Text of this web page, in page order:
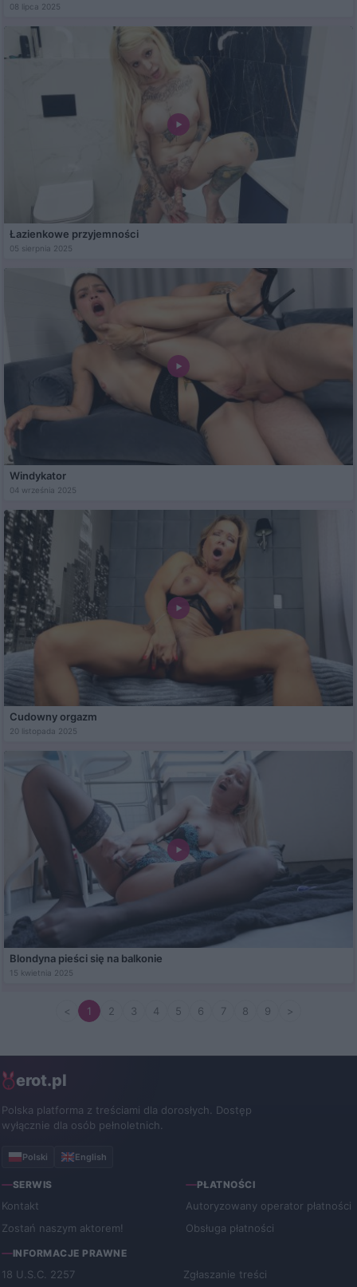
08 lipca 2025
Łazienkowe przyjemności
05 sierpnia 2025
Windykator
04 września 2025
Cudowny orgazm
20 listopada 2025
Blondyna pieści się na balkonie
15 kwietnia 2025
< 1 2 3 4 5 6 7 8 9 >
erot.pl
Polska platforma z treściami dla dorosłych. Dostęp
wyłącznie dla osób pełnoletnich.
Polski English
SERWIS
Kontakt
Zostań naszym aktorem!
PŁATNOŚCI
Autoryzowany operator płatności
Obsługa płatności
INFORMACJE PRAWNE
18 U.S.C. 2257 Zgłaszanie treści